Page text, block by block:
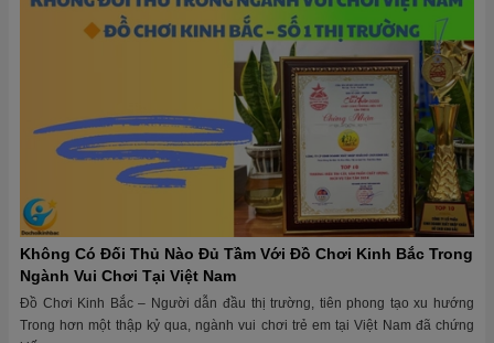
Không Có Đối Thủ Nào Đủ Tầm Với Đồ Chơi Kinh Bắc Trong
Ngành Vui Chơi Tại Việt Nam
Đồ Chơi Kinh Bắc – Người dẫn đầu thị trường, tiên phong tạo xu hướng
Trong hơn một thập kỷ qua, ngành vui chơi trẻ em tại Việt Nam đã chứng